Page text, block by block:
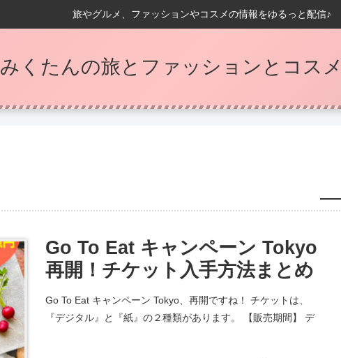
旅やグルメ、ファッションやコスメの情報をゆるっと配信♪
みくたんの旅とファッションとコス
Go To Eat キャンペーン Tokyo
再開！チケット入手方法まとめ
Go To Eat キャンペーン Tokyo、再開ですね！ チケットは、
『デジタル』と『紙』の２種類があります。 【販売期間】 デ